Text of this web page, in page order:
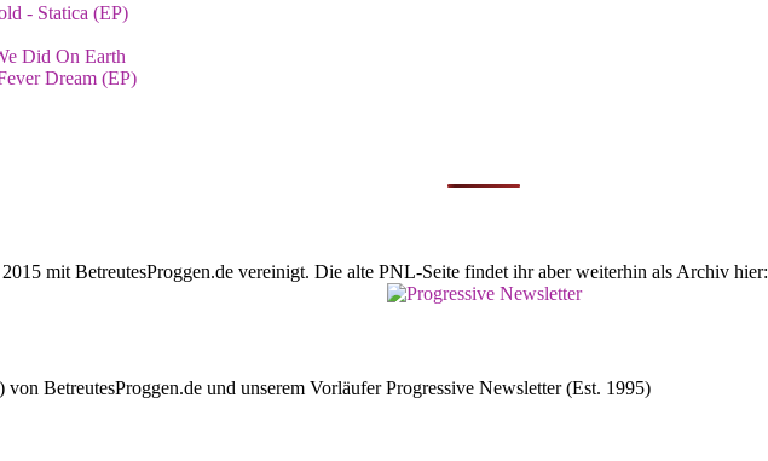
- Statica (EP)
Did On Earth
Dream (EP)
mit BetreutesProggen.de vereinigt. Die alte PNL-Seite findet ihr aber weiterhin als Archiv hier:
BetreutesProggen.de und unserem Vorläufer Progressive Newsletter (Est. 1995)